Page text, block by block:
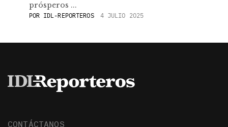
prósperos ...
POR IDL-REPORTEROS 4 JULIO 2025
CONTÁCTANOS